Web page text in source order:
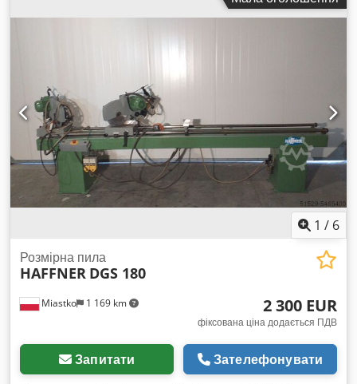
установок • Роликовий конвеєр: 1,5 м, мобільний, ширина
Витяжний пристрій: В комплекті для DG 244, 230/400В,
1 / 6
Miastko 1 169 km
Розмірна пила
HAFFNER DGS 180
2 300 EUR
фіксована ціна додається ПДВ
Запитати Зателефонувати